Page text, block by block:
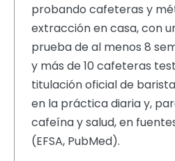
probando cafeteras y
extracción en casa, con
prueba de al menos 8
y más de 10 cafeteras
titulación oficial de
en la práctica diaria y,
cafeína y salud, en
(EFSA, PubMed).